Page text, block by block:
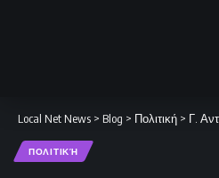
Local Net News > Blog > Πολιτική > Γ. Αντωνίου:
ΠΟΛΙΤΙΚΉ